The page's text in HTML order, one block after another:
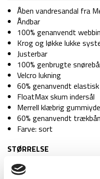
Åben vandresandal fra
Åndbar
100% genanvendt
Krog og løkke lukke
Justerbar
100% genbrugte
Velcro lukning
60% genanvendt
FloatMax skum indersål
Merrell klæbrig
60% genanvendt
Farve: sort
STØRRELSE